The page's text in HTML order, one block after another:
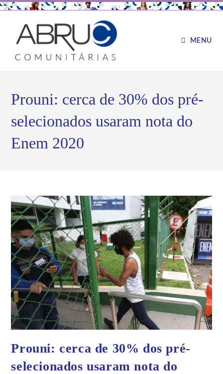
MENU
Prouni: cerca de 30% dos pré-
selecionados usaram nota do
Enem 2020
Prouni: cerca de 30% dos pré-
selecionados usaram nota do